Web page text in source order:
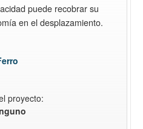
puede recobrar su
en el desplazamiento.
proyecto: